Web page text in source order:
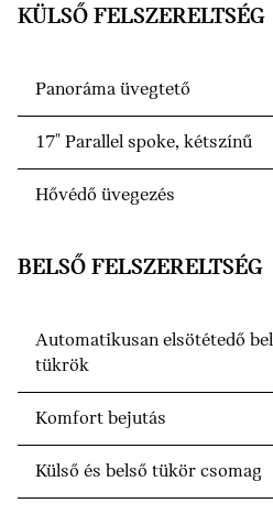
KÜLSŐ FELSZERELTSÉG
Panoráma üvegtető
17" Parallel spoke, kétszínű
Hővédő üvegezés
BELSŐ FELSZERELTSÉG
Automatikusan elsötétedő
tükrök
Komfort bejutás
Külső és belső tükör csomag